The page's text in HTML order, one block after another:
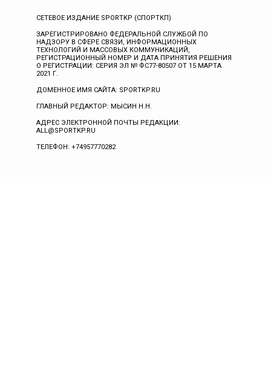
СЕТЕВОЕ ИЗДАНИЕ SPORTKP (СПОРТКП)
ЗАРЕГИСТРИРОВАНО ФЕДЕРАЛЬНОЙ СЛУЖБОЙ ПО
НАДЗОРУ В СФЕРЕ СВЯЗИ, ИНФОРМАЦИОННЫХ
ТЕХНОЛОГИЙ И МАССОВЫХ КОММУНИКАЦИЙ,
РЕГИСТРАЦИОННЫЙ НОМЕР И ДАТА ПРИНЯТИЯ РЕШЕНИЯ
О РЕГИСТРАЦИИ: СЕРИЯ ЭЛ № ФС77-80507 ОТ 15 МАРТА
2021 Г.
ДОМЕННОЕ ИМЯ САЙТА: SPORTKP.RU
ГЛАВНЫЙ РЕДАКТОР: МЫСИН Н.Н.
АДРЕС ЭЛЕКТРОННОЙ ПОЧТЫ РЕДАКЦИИ:
ALL@SPORTKP.RU
ТЕЛЕФОН: +74957770282